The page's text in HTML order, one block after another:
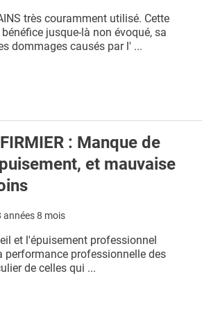
très couramment utilisé. Cette
jusque-là non évoqué, sa
dommages causés par l' ...
: Manque de
et mauvaise
années 8 mois
et l'épuisement professionnel
performance professionnelle des
de celles qui ...